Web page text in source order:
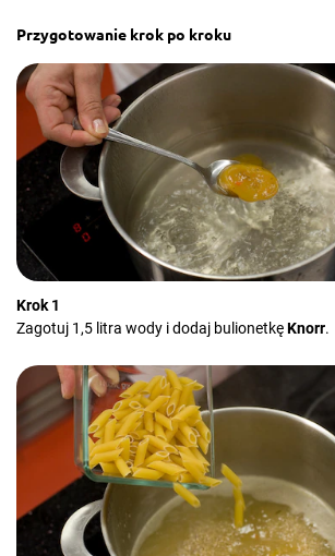
Przygotowanie krok po kroku
Krok 1
Zagotuj 1,5 litra wody i dodaj bulionetkęKnorr.